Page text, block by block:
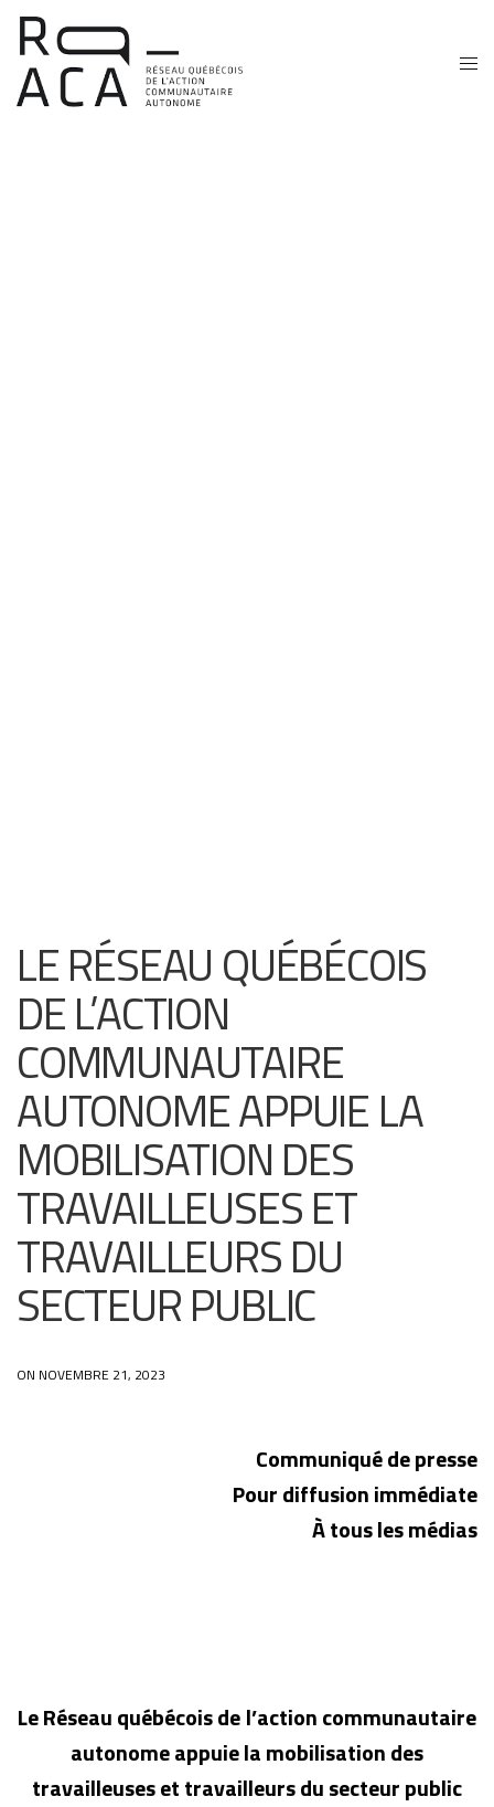
LE RÉSEAU QUÉBÉCOIS
DE L’ACTION
COMMUNAUTAIRE
AUTONOME APPUIE LA
MOBILISATION DES
TRAVAILLEUSES ET
TRAVAILLEURS DU
SECTEUR PUBLIC
ON NOVEMBRE 21, 2023
Communiqué de presse
Pour diffusion immédiate
À tous les médias
LeRéseau québécois de l’action communautaire
autonome appuie la mobilisation des
travailleuses et travailleurs du secteur public